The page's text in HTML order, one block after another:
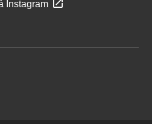
Instagram